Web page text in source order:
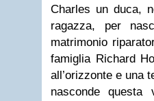
Charles un duca,
ragazza, per
matrimonio
famiglia Richard
all’orizzonte e una
nasconde questa